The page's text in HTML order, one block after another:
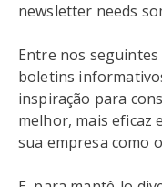
newsletter needs
Entre nos
boletins
inspiração para
melhor, mais eficaz
sua empresa como